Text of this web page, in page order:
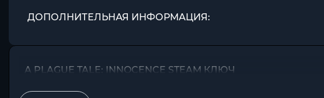
ДОПОЛНИТЕЛЬНАЯ ИНФОРМАЦИЯ:
A PLAGUE TALE: INNOCENCE STEAM КЛЮЧ